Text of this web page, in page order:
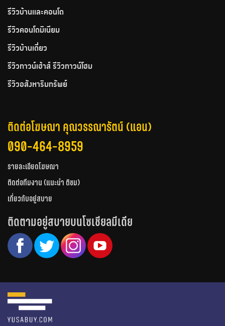
รีวิวบ้านและคอนโด
รีวิวคอนโดมิเนียม
รีวิวบ้านเดี่ยว
รีวิวทาวน์เฮ้าส์ รีวิวทาวน์โฮม
รีวิวอสังหาริมทรัพย์
ติดต่อโฆษณา คุณวรรณารัตน์ (แอน)
090-464-8959
รายละเอียดโฆษณา
ติดต่อทีมงาน (แนะนำ ติชม)
เกี่ยวกับอยู่สบาย
ติดตามอยู่สบายบนโซเชียลมีเดีย